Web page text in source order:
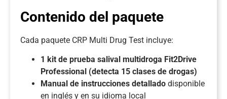
Contenido del paquete
Cada paquete CRP Multi Drug Test incluye:
1 kit de prueba salival multidroga Fit2Drive
Professional (detecta 15 clases de drogas)
Manual de instrucciones detallado disponible
en inglés y en su idioma local